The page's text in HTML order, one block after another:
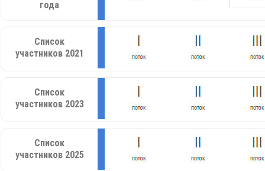
года
Список
участников 2021
Список
участников 2023
Список
участников 2025